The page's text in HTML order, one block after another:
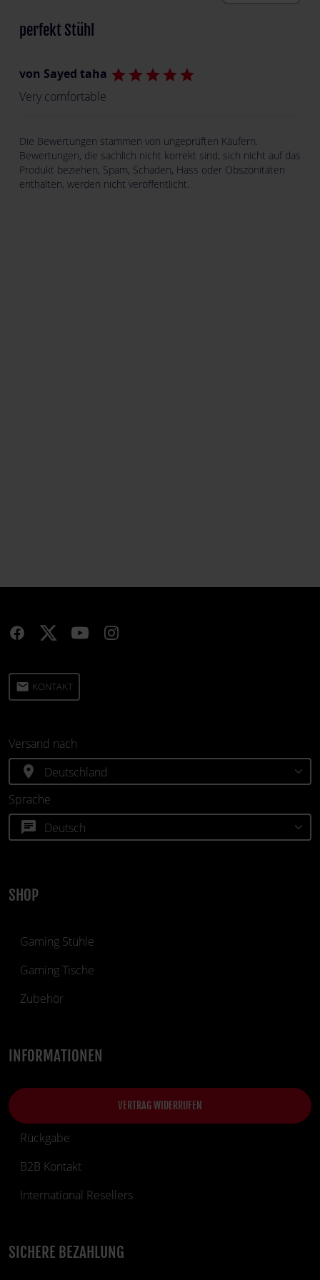
perfekt Stühl
von Sayed taha star
star
star
star
star
Very comfortable
Die Bewertungen stammen von ungeprüften Käufern.
Bewertungen, die sachlich nicht korrekt sind, sich nicht auf das
Produkt beziehen, Spam, Schaden, Hass oder Obszönitäten
enthalten, werden nicht veröffentlicht.
email KONTAKT
SHOP
Gaming Stühle
Gaming Tische
Zubehör
INFORMATIONEN
VERTRAG WIDERRUFEN
Rückgabe
B2B Kontakt
International Resellers
SICHERE BEZAHLUNG
Versand nach
location_on
Sprache
chat